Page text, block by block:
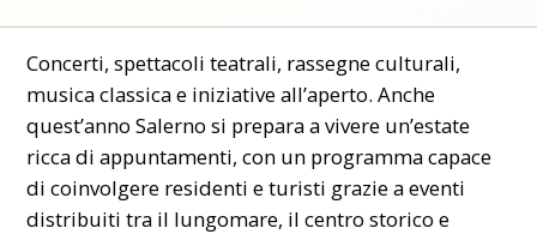
Concerti, spettacoli teatrali, rassegne culturali,
musica classica e iniziative all’aperto. Anche
quest’anno Salerno si prepara a vivere un’estate
ricca di appuntamenti, con un programma capace
di coinvolgere residenti e turisti grazie a eventi
distribuiti tra il lungomare, il centro storico e